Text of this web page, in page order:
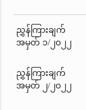
ညွှန်ကြားချက်
အမှတ် ၁/၂၀၂၂
ညွှန်ကြားချက်
အမှတ် ၂/၂၀၂၂